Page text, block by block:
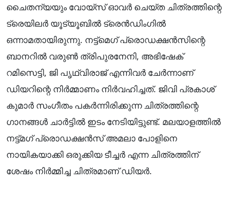
ചൈതന്യയും വോയ്‌സ് ഓവർ ചെയ്ത ചിത്രത്തിന്റെ
ട്രെയിലർ യൂട്യൂബിൽ ട്രെൻഡിംഗിൽ
ഒന്നാമതായിരുന്നു. നട്ട്‌മെഗ് പ്രൊഡക്ഷൻസിന്റെ
ബാനറിൽ വരുൺ ത്രിപുരനേനി, അഭിഷേക്
റമിസെട്ടി, ജി പൃഥ്വിരാജ് എന്നിവർ ചേർന്നാണ്
ഡിയറിന്റെ നിർമ്മാണം നിർവഹിച്ചത്. ജിവി പ്രകാശ്
കുമാർ സംഗീതം പകർന്നിരിക്കുന്ന ചിത്രത്തിന്റെ
ഗാനങ്ങൾ ചാർട്ടിൽ ഇടം നേടിയിട്ടുണ്ട്. മലയാളത്തിൽ
നട്ട്മഗ് പ്രൊഡക്ഷൻസ് അമലാ പോളിനെ
നായികയാക്കി ഒരുക്കിയ ടീച്ചർ എന്ന ചിത്രത്തിന്
ശേഷം നിർമ്മിച്ച ചിത്രമാണ് ഡിയർ.